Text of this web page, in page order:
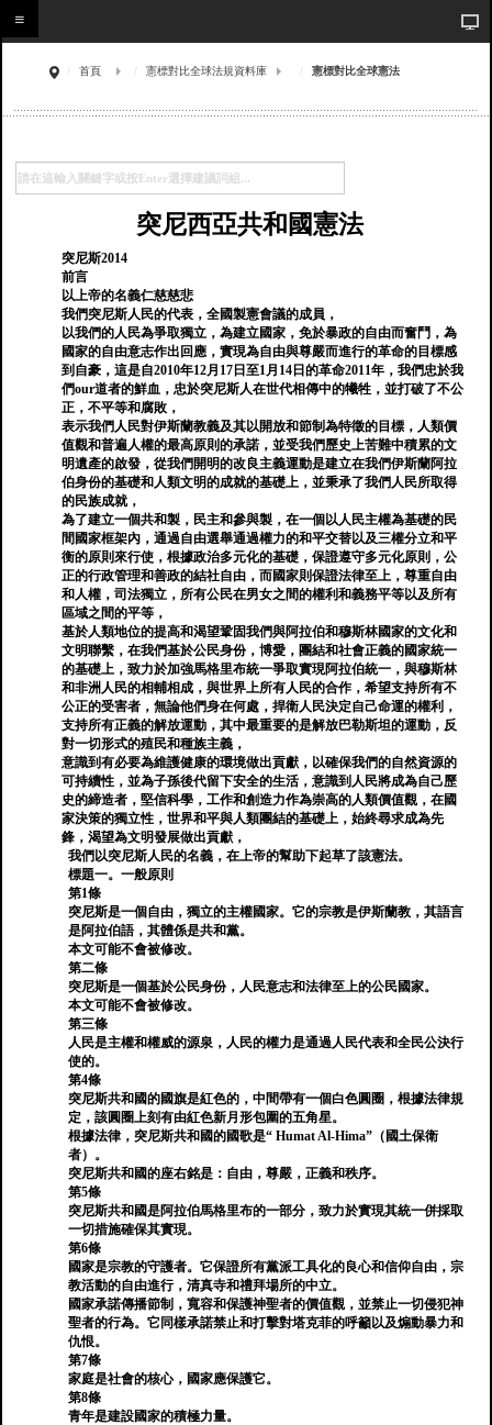
首頁 憲標對比全球法規資料庫 憲標對比全球憲法
突尼西亞共和國憲法
突尼斯2014
前言
以上帝的名義仁慈慈悲
我們突尼斯人民的代表，全國製憲會議的成員，
以我們的人民為爭取獨立，為建立國家，免於暴政的自由而奮鬥，為
國家的自由意志作出回應，實現為自由與尊嚴而進行的革命的目標感
到自豪，這是自2010年12月17日至1月14日的革命2011年，我們忠於我
們our道者的鮮血，忠於突尼斯人在世代相傳中的犧牲，並打破了不公
正，不平等和腐敗，
表示我們人民對伊斯蘭教義及其以開放和節制為特徵的目標，人類價
值觀和普遍人權的最高原則的承諾，並受我們歷史上苦難中積累的文
明遺產的啟發，從我們開明的改良主義運動是建立在我們伊斯蘭阿拉
伯身份的基礎和人類文明的成就的基礎上，並秉承了我們人民所取得
的民族成就，
為了建立一個共和製，民主和參與製，在一個以人民主權為基礎的民
間國家框架內，通過自由選舉通過權力的和平交替以及三權分立和平
衡的原則來行使，根據政治多元化的基礎，保證遵守多元化原則，公
正的行政管理和善政的結社自由，而國家則保證法律至上，尊重自由
和人權，司法獨立，所有公民在男女之間的權利和義務平等以及所有
區域之間的平等，
基於人類地位的提高和渴望鞏固我們與阿拉伯和穆斯林國家的文化和
文明聯繫，在我們基於公民身份，博愛，團結和社會正義的國家統一
的基礎上，致力於加強馬格里布統一爭取實現阿拉伯統一，與穆斯林
和非洲人民的相輔相成，與世界上所有人民的合作，希望支持所有不
公正的受害者，無論他們身在何處，捍衛人民決定自己命運的權利，
支持所有正義的解放運動，其中最重要的是解放巴勒斯坦的運動，反
對一切形式的殖民和種族主義，
意識到有必要為維護健康的環境做出貢獻，以確保我們的自然資源的
可持續性，並為子孫後代留下安全的生活，意識到人民將成為自己歷
史的締造者，堅信科學，工作和創造力作為崇高的人類價值觀，在國
家決策的獨立性，世界和平與人類團結的基礎上，始終尋求成為先
鋒，渴望為文明發展做出貢獻，
我們以突尼斯人民的名義，在上帝的幫助下起草了該憲法。
標題一。一般原則
第1條
突尼斯是一個自由，獨立的主權國家。它的宗教是伊斯蘭教，其語言
是阿拉伯語，其體係是共和黨。
本文可能不會被修改。
第二條
突尼斯是一個基於公民身份，人民意志和法律至上的公民國家。
本文可能不會被修改。
第三條
人民是主權和權威的源泉，人民的權力是通過人民代表和全民公決行
使的。
第4條
突尼斯共和國的國旗是紅色的，中間帶有一個白色圓圈，根據法律規
定，該圓圈上刻有由紅色新月形包圍的五角星。
根據法律，突尼斯共和國的國歌是“ Humat Al-Hima”（國土保衛
者）。
突尼斯共和國的座右銘是：自由，尊嚴，正義和秩序。
第5條
突尼斯共和國是阿拉伯馬格里布的一部分，致力於實現其統一併採取
一切措施確保其實現。
第6條
國家是宗教的守護者。它保證所有黨派工具化的良心和信仰自由，宗
教活動的自由進行，清真寺和禮拜場所的中立。
國家承諾傳播節制，寬容和保護神聖者的價值觀，並禁止一切侵犯神
聖者的行為。它同樣承諾禁止和打擊對塔克菲的呼籲以及煽動暴力和
仇恨。
第7條
家庭是社會的核心，國家應保護它。
第8條
青年是建設國家的積極力量。